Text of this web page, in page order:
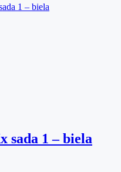
sada 1 – biela